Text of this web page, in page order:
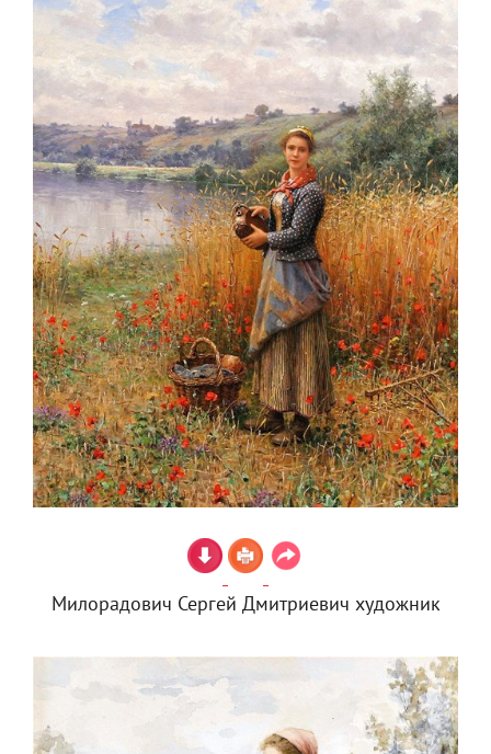
Милорадович Сергей Дмитриевич художник